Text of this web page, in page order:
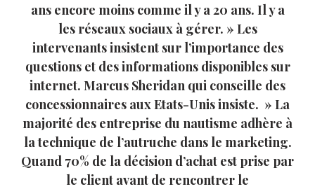
ans encore moins comme il y a 20 ans. Il y a
les réseaux sociaux à gérer. » Les
intervenants insistent sur l’importance des
questions et des informations disponibles sur
internet. Marcus Sheridan qui conseille des
concessionnaires aux Etats-Unis insiste. » La
majorité des entreprise du nautisme adhère à
la technique de l’autruche dans le marketing.
Quand 70% de la décision d’achat est prise par
le client avant de rencontrer le